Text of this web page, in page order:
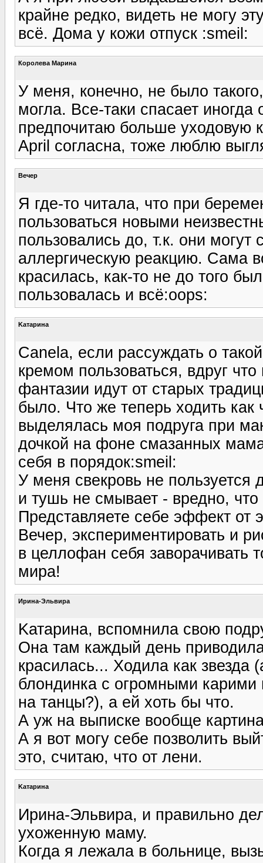
крайне редко, видеть не могу
всё. Дома у кожи отпуск :smeil:
Королева Марина
У меня, конечно, не было
могла. Все-таки спасает
предпочитаю больше уходовую
April согласна, тоже люблю
Вечер
Я где-то читала, что при
пользоваться новыми
пользовались до, т.к. они
аллергическую реакцию. Сама
красилась, как-то не до того
пользовалась и всё:oops:
Kатарина
Canela, если рассуждать о
кремом пользоваться, вдруг
фантазии идут от старых
было. Что же теперь ходить как
выделялась моя подруга при
дочкой на фоне смазанных
себя в порядок:smeil:
У меня свекровь не пользуется
и тушь не смывает - вредно,
Представляете себе эффект от
Вечер, экспериментировать и
в целлофан себя заворачивать
мира!
Ирина-Эльвира
Kатарина, вспомнила свою
Она там каждый день
красилась... Ходила как звезда
блондинка с огромными
на танцы?), а ей хоть бы что.
А уж на выписке вообще
А я вот могу себе позволить
это, считаю, что от лени.
Kатарина
Ирина-Эльвира, и правильно
ухоженную маму.
Когда я лежала в больнице,